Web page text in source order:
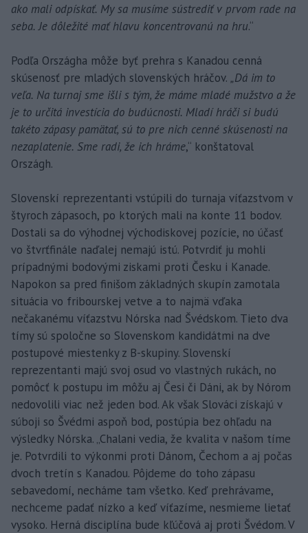
ako mali odpískať. My sa musíme sústrediť v prvom rade na
seba. Je dôležité mať hlavu koncentrovanú na hru.“
Podľa Országha môže byť prehra s Kanadou cenná
skúsenosť pre mladých slovenských hráčov. „Dá im to
veľa. Na turnaj sme išli s tým, že máme mladé mužstvo a že
je to určitá investícia do budúcnosti. Mladí hráči si budú
takéto zápasy pamätať, sú to pre nich cenné skúsenosti na
nezaplatenie. Sme radi, že ich hráme,“ konštatoval
Országh.
Slovenskí reprezentanti vstúpili do turnaja víťazstvom v
štyroch zápasoch, po ktorých mali na konte 11 bodov.
Dostali sa do výhodnej východiskovej pozície, no účasť
vo štvrťfinále naďalej nemajú istú. Potvrdiť ju mohli
prípadnými bodovými ziskami proti Česku i Kanade.
Napokon sa pred finišom základných skupín zamotala
situácia vo fribourskej vetve a to najmä vďaka
nečakanému víťazstvu Nórska nad Švédskom. Tieto dva
tímy sú spoločne so Slovenskom kandidátmi na dve
postupové miestenky z B-skupiny. Slovenskí
reprezentanti majú svoj osud vo vlastných rukách, no
pomôcť k postupu im môžu aj Česi či Dáni, ak by Nórom
nedovolili viac než jeden bod. Ak však Slováci získajú v
súboji so Švédmi aspoň bod, postúpia bez ohľadu na
výsledky Nórska. „Chalani vedia, že kvalita v našom tíme
je. Potvrdili to výkonmi proti Dánom, Čechom a aj počas
dvoch tretín s Kanadou. Pôjdeme do toho zápasu
sebavedomí, necháme tam všetko. Keď prehrávame,
nechceme padať nízko a keď víťazíme, nesmieme lietať
vysoko. Herná disciplína bude kľúčová aj proti Švédom. V